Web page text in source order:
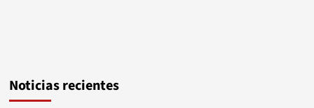
Noticias recientes